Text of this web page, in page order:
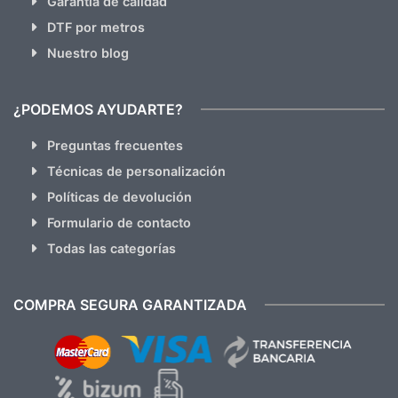
DTF por metros
Nuestro blog
¿PODEMOS AYUDARTE?
Preguntas frecuentes
Técnicas de personalización
Políticas de devolución
Formulario de contacto
Todas las categorías
COMPRA SEGURA GARANTIZADA